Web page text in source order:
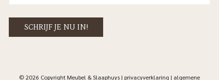
© 2026 Copyright Meubel & Slaaphuys | privacyverklaring | algemene